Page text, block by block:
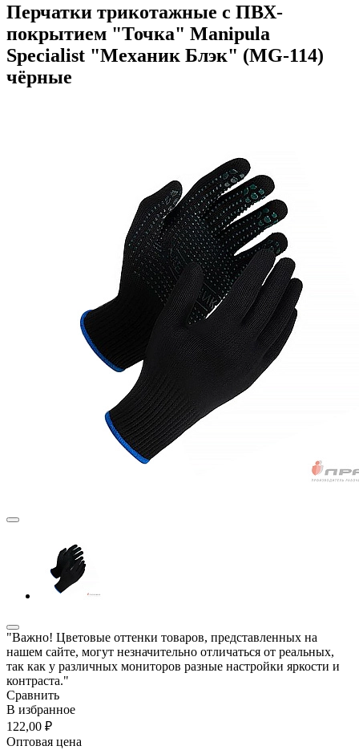
Перчатки трикотажные с ПВХ-
покрытием "Точка" Manipula
Specialist "Механик Блэк" (MG-114)
чёрные
"Важно! Цветовые оттенки товаров, представленных на
нашем сайте, могут незначительно отличаться от реальных,
так как у различных мониторов разные настройки яркости и
контраста."
Сравнить
В избранное
122,00 ₽
Оптовая цена